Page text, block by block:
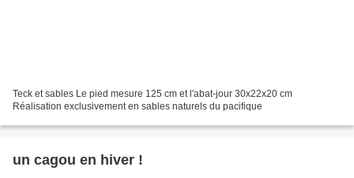
Teck et sables Le pied mesure 125 cm et l'abat-jour 30x22x20 cm
Réalisation exclusivement en sables naturels du pacifique
un cagou en hiver !